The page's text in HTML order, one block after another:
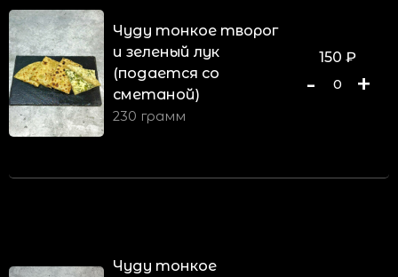
Чуду тонкое творог
и зеленый лук
(подается со
сметаной)
230 грамм
150 ₽
- 0 +
Чуду тонкое